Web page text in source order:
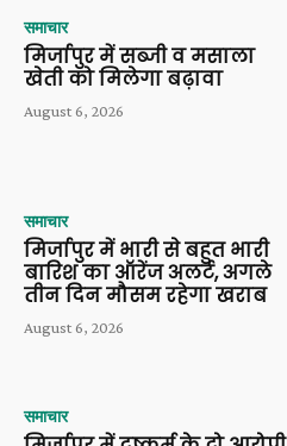
समाचार
मिर्जापुर में सब्जी व मसाला
खेती को मिलेगा बढ़ावा
August 6, 2026
समाचार
मिर्जापुर में भारी से बहुत भारी
बारिश का ऑरेंज अलर्ट, अगले
तीन दिन मौसम रहेगा खराब
August 6, 2026
समाचार